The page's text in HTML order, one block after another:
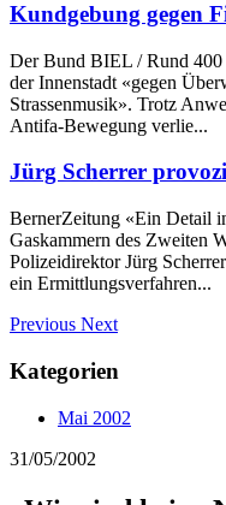
Kundgebung gegen
Der Bund BIEL / Rund 400
der Innenstadt «gegen
Strassenmusik». Trotz
Antifa-Bewegung verlie...
Jürg Scherrer
BernerZeitung «Ein Detail
Gaskammern des Zweiten
Polizeidirektor Jürg
ein Ermittlungsverfahren...
Previous Next
Kategorien
Mai 2002
31/05/2002